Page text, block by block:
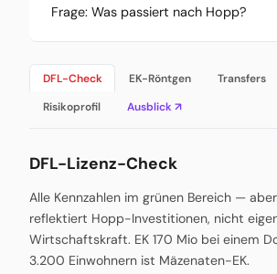
Frage: Was passiert nach Hopp?
DFL-Check EK-Röntgen Transfers
Risikoprofil
Ausblick ↗
DFL-Lizenz-Check
Alle Kennzahlen im grünen Bereich —
reflektiert Hopp-Investitionen, nicht
Wirtschaftskraft. EK 170 Mio bei einem
3.200 Einwohnern ist Mäzenaten-EK.